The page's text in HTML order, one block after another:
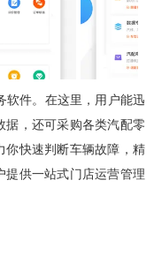
软件。在这里，用户能迅
，还可采购各类汽配零
你快速判断车辆故障，精
供一站式门店运营管理